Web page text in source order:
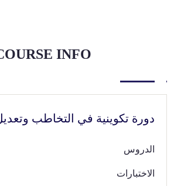
INFO
دورة تكوينية في التخاطب
الدروس
‫الاختبارات